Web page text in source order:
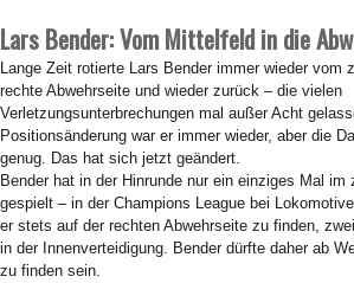
Lars Bender: Vom Mittelfeld in die
Lange Zeit rotierte Lars Bender immer wieder vom
rechte Abwehrseite und wieder zurück – die vielen
Verletzungsunterbrechungen mal außer Acht
Positionsänderung war er immer wieder, aber die
genug. Das hat sich jetzt geändert.
Bender hat in der Hinrunde nur ein einziges Mal im
gespielt – in der Champions League bei
er stets auf der rechten Abwehrseite zu finden,
in der Innenverteidigung. Bender dürfte daher ab
zu finden sein.